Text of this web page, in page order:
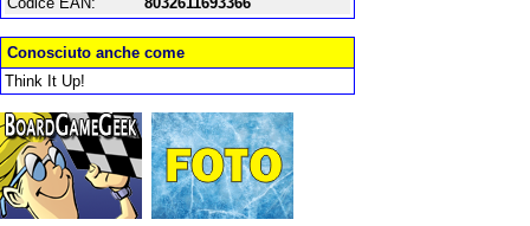
Conosciuto anche come
Think It Up!